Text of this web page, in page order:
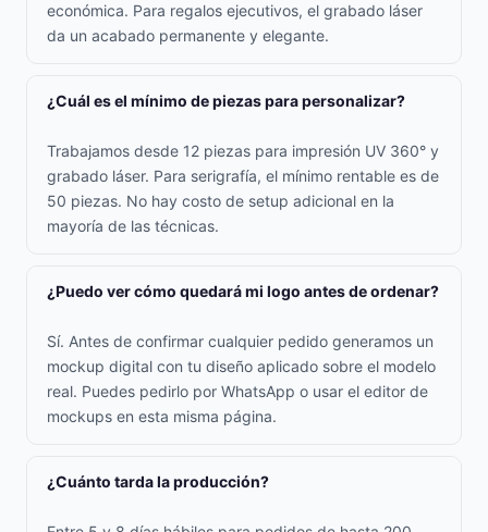
económica. Para regalos ejecutivos, el grabado láser
da un acabado permanente y elegante.
¿Cuál es el mínimo de piezas para personalizar?
Trabajamos desde 12 piezas para impresión UV 360° y
grabado láser. Para serigrafía, el mínimo rentable es de
50 piezas. No hay costo de setup adicional en la
mayoría de las técnicas.
¿Puedo ver cómo quedará mi logo antes de ordenar?
Sí. Antes de confirmar cualquier pedido generamos un
mockup digital con tu diseño aplicado sobre el modelo
real. Puedes pedirlo por WhatsApp o usar el editor de
mockups en esta misma página.
¿Cuánto tarda la producción?